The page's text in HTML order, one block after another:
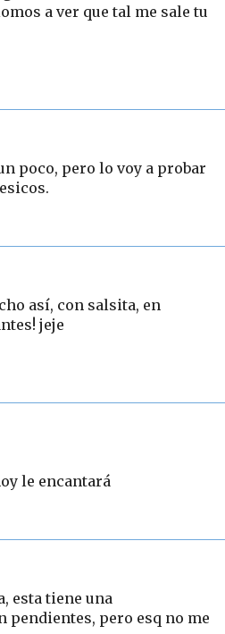
a ver que tal me sale tu
poco, pero lo voy a probar
así, con salsita, en
jeje
le encantará
esta tiene una
pendientes, pero esq no me